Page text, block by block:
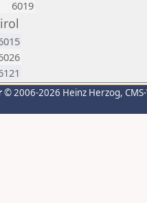
6019
© 2006-2026 Heinz Herzog,